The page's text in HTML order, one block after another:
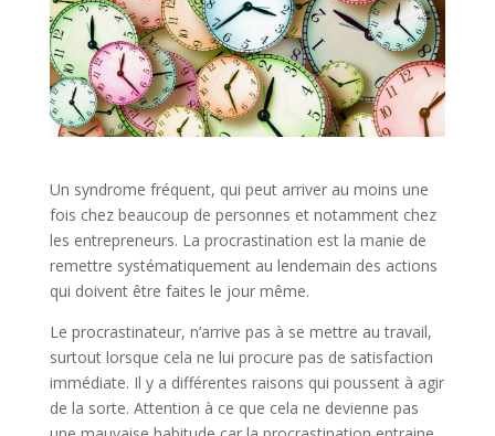
Un syndrome fréquent, qui peut arriver au moins une
fois chez beaucoup de personnes et notamment chez
les entrepreneurs. La procrastination est la manie de
remettre systématiquement au lendemain des actions
qui doivent être faites le jour même.
Le procrastinateur, n’arrive pas à se mettre au travail,
surtout lorsque cela ne lui procure pas de satisfaction
immédiate. Il y a différentes raisons qui poussent à agir
de la sorte. Attention à ce que cela ne devienne pas